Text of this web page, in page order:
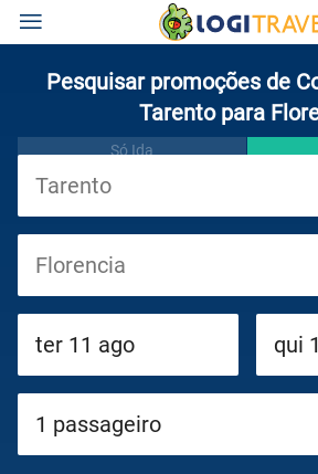
Cruzeiros
Circuitos
Pesquisar promoções de
Tarento para
Só Ida